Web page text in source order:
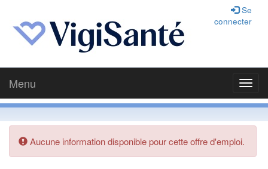
Se
connecter
Menu
Aucune information disponible pour cette offre d'emploi.